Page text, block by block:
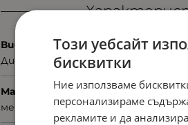
Вид
Диоптрични
Материал
метал
Този уебсайт
бисквитки
Ние използваме
персонализираме
рекламите и да